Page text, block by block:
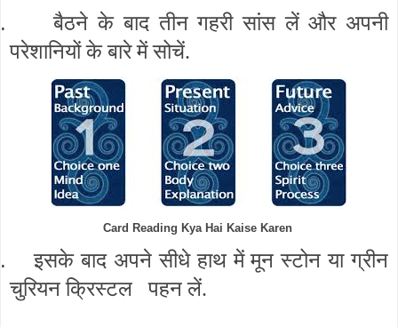
बैठने के बाद तीन गहरी सांस लें और अपनी
परेशानियों के बारे में सोचें.
Card Reading Kya Hai Kaise Karen
इसके बाद अपने सीधे हाथ में मून स्टोन या ग्रीन
चुरियन क्रिस्टल पहन लें.